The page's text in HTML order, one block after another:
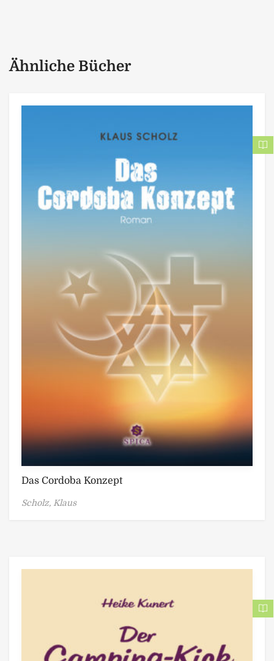
Ähnliche Bücher
Das Cordoba Konzept
Scholz, Klaus